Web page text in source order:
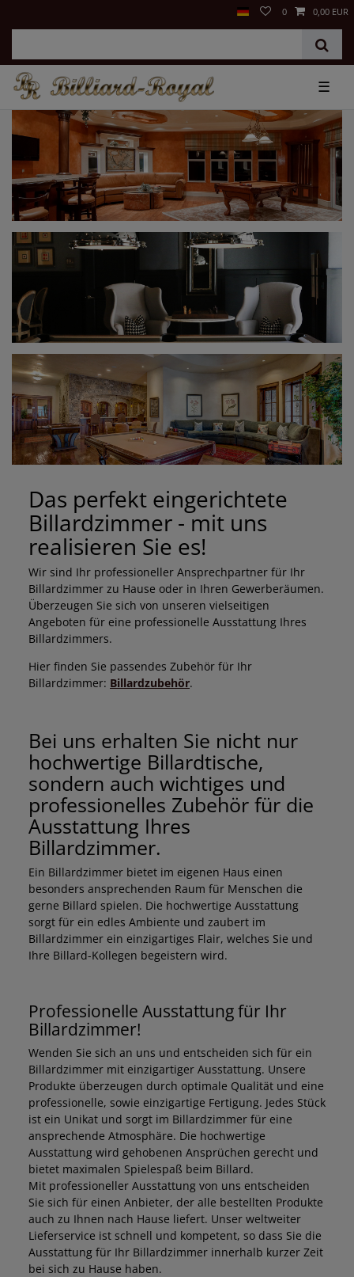
0 0,00 EUR
☰
Das perfekt eingerichtete
Billardzimmer - mit uns
realisieren Sie es!
Wir sind Ihr professioneller Ansprechpartner für Ihr
Billardzimmer zu Hause oder in Ihren Gewerberäumen.
Überzeugen Sie sich von unseren vielseitigen
Angeboten für eine professionelle Ausstattung Ihres
Billardzimmers.
Hier finden Sie passendes Zubehör für Ihr
Billardzimmer: Billardzubehör.
Bei uns erhalten Sie nicht nur
hochwertige Billardtische,
sondern auch wichtiges und
professionelles Zubehör für die
Ausstattung Ihres
Billardzimmer.
Ein Billardzimmer bietet im eigenen Haus einen
besonders ansprechenden Raum für Menschen die
gerne Billard spielen. Die hochwertige Ausstattung
sorgt für ein edles Ambiente und zaubert im
Billardzimmer ein einzigartiges Flair, welches Sie und
Ihre Billard-Kollegen begeistern wird.
Professionelle Ausstattung für Ihr
Billardzimmer!
Wenden Sie sich an uns und entscheiden sich für ein
Billardzimmer mit einzigartiger Ausstattung. Unsere
Produkte überzeugen durch optimale Qualität und eine
professionelle, sowie einzigartige Fertigung. Jedes Stück
ist ein Unikat und sorgt im Billardzimmer für eine
ansprechende Atmosphäre. Die hochwertige
Ausstattung wird gehobenen Ansprüchen gerecht und
bietet maximalen Spielespaß beim Billard.
Mit professioneller Ausstattung von uns entscheiden
Sie sich für einen Anbieter, der alle bestellten Produkte
auch zu Ihnen nach Hause liefert. Unser weltweiter
Lieferservice ist schnell und kompetent, so dass Sie die
Ausstattung für Ihr Billardzimmer innerhalb kurzer Zeit
bei sich zu Hause haben.